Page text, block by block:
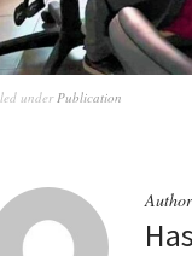
under Publication
Author